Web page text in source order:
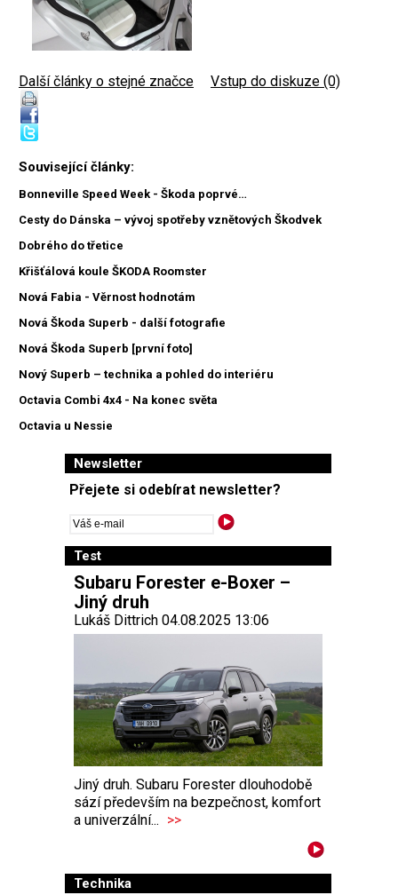
Další články o stejné značce Vstup do diskuze (0)
Související články:
Bonneville Speed Week - Škoda poprvé…
Cesty do Dánska – vývoj spotřeby vznětových Škodvek
Dobrého do třetice
Křišťálová koule ŠKODA Roomster
Nová Fabia - Věrnost hodnotám
Nová Škoda Superb - další fotografie
Nová Škoda Superb [první foto]
Nový Superb – technika a pohled do interiéru
Octavia Combi 4x4 - Na konec světa
Octavia u Nessie
Newsletter
Přejete si odebírat newsletter?
Test
Subaru Forester e-Boxer –
Jiný druh
Lukáš Dittrich 04.08.2025 13:06
Jiný druh. Subaru Forester dlouhodobě
sází především na bezpečnost, komfort
a univerzální... >>
Technika